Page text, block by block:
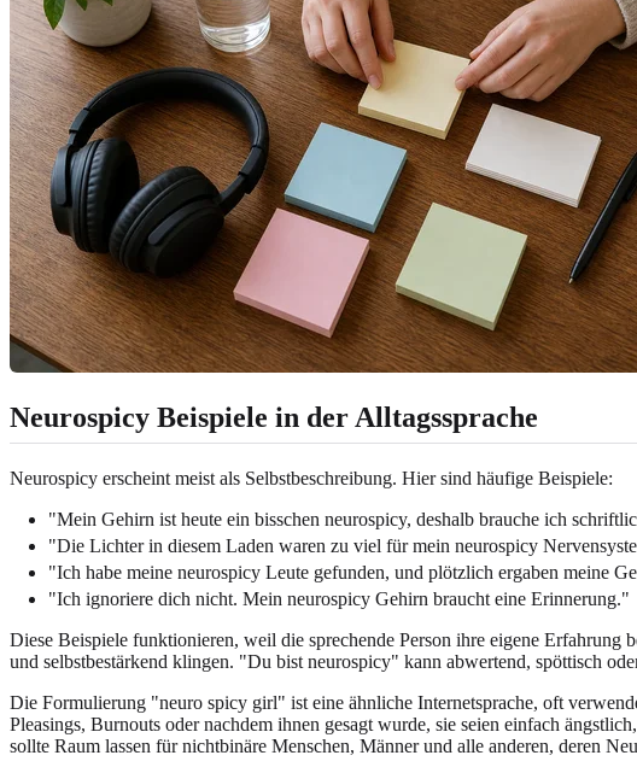
Neurospicy Beispiele in der Alltagssprache
Neurospicy erscheint meist als Selbstbeschreibung. Hier sind häufige Beispiele:
"Mein Gehirn ist heute ein bisschen neurospicy, deshalb brauche ich
"Die Lichter in diesem Laden waren zu viel für mein neurospicy
"Ich habe meine neurospicy Leute gefunden, und plötzlich ergaben meine
"Ich ignoriere dich nicht. Mein neurospicy Gehirn braucht eine Erinnerung."
Diese Beispiele funktionieren, weil die sprechende Person ihre eigene
und selbstbestärkend klingen. "Du bist neurospicy" kann abwertend, spöttisch
Die Formulierung "neuro spicy girl" ist eine ähnliche Internetsprache, oft
Pleasings, Burnouts oder nachdem ihnen gesagt wurde, sie seien einfach
sollte Raum lassen für nichtbinäre Menschen, Männer und alle anderen, deren